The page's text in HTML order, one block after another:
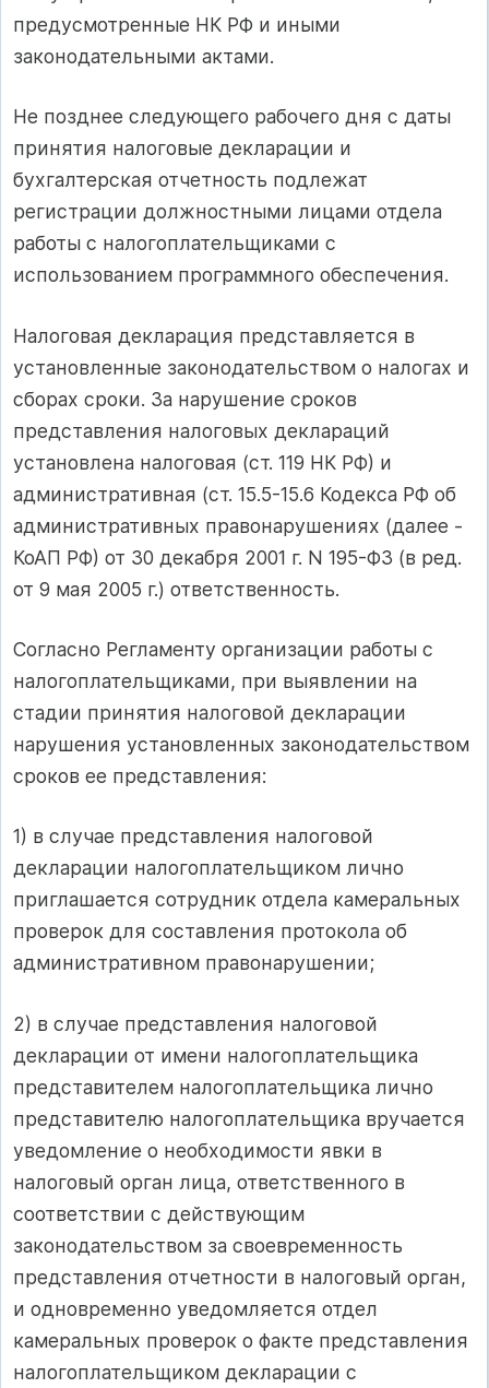
предусмотренные НК РФ и иными
законодательными актами.
Не позднее следующего рабочего дня с даты
принятия налоговые декларации и
бухгалтерская отчетность подлежат
регистрации должностными лицами отдела
работы с налогоплательщиками с
использованием программного обеспечения.
Налоговая декларация представляется в
установленные законодательством о налогах и
сборах сроки. За нарушение сроков
представления налоговых деклараций
установлена налоговая (ст. 119 НК РФ) и
административная (ст. 15.5-15.6 Кодекса РФ об
административных правонарушениях (далее -
КоАП РФ) от 30 декабря 2001 г. N 195-ФЗ (в ред.
от 9 мая 2005 г.) ответственность.
Согласно Регламенту организации работы с
налогоплательщиками, при выявлении на
стадии принятия налоговой декларации
нарушения установленных законодательством
сроков ее представления:
1) в случае представления налоговой
декларации налогоплательщиком лично
приглашается сотрудник отдела камеральных
проверок для составления протокола об
административном правонарушении;
2) в случае представления налоговой
декларации от имени налогоплательщика
представителем налогоплательщика лично
представителю налогоплательщика вручается
уведомление о необходимости явки в
налоговый орган лица, ответственного в
соответствии с действующим
законодательством за своевременность
представления отчетности в налоговый орган,
и одновременно уведомляется отдел
камеральных проверок о факте представления
налогоплательщиком декларации с